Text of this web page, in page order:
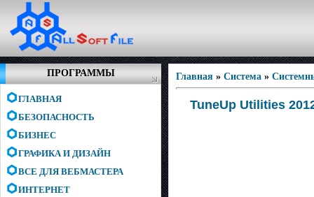
ПРОГРАММЫ
ГЛАВНАЯ
БЕЗОПАСНОСТЬ
БИЗНЕС
ГРАФИКА И ДИЗАЙН
ВСЕ ДЛЯ ВЕБМАСТЕРА
ИНТЕРНЕТ
Главная » Система »
TuneUp Utilities